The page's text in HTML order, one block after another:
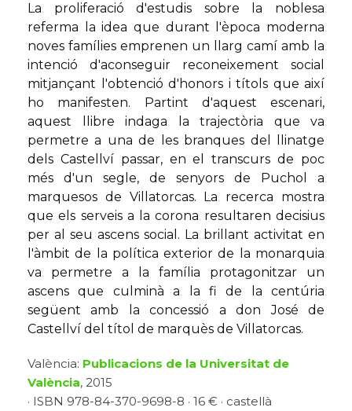
La proliferació d'estudis sobre la noblesa
referma la idea que durant l'època moderna
noves famílies emprenen un llarg camí amb la
intenció d'aconseguir reconeixement social
mitjançant l'obtenció d'honors i títols que així
ho manifesten. Partint d'aquest escenari,
aquest llibre indaga la trajectòria que va
permetre a una de les branques del llinatge
dels Castellví passar, en el transcurs de poc
més d'un segle, de senyors de Puchol a
marquesos de Villatorcas. La recerca mostra
que els serveis a la corona resultaren decisius
per al seu ascens social. La brillant activitat en
l'àmbit de la política exterior de la monarquia
va permetre a la família protagonitzar un
ascens que culminà a la fi de la centúria
següent amb la concessió a don José de
Castellví del títol de marquès de Villatorcas.
València: Publicacions de la Universitat de
València, 2015
· ISBN 978-84-370-9698-8 · 16 € · castellà